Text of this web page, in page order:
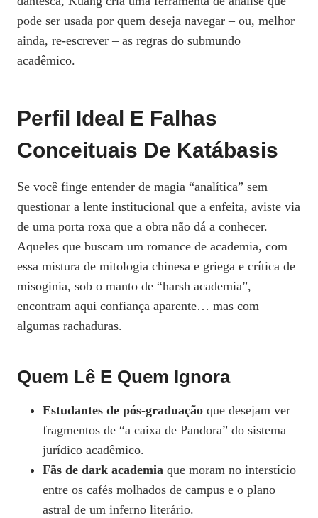
pode ser usada por quem deseja navegar – ou, melhor
ainda, re‑escrever – as regras do submundo
acadêmico.
Perfil Ideal E Falhas
Conceituais De Katábasis
Se você finge entender de magia “analítica” sem
questionar a lente institucional que a enfeita, aviste via
de uma porta roxa que a obra não dá a conhecer.
Aqueles que buscam um romance de academia, com
essa mistura de mitologia chinesa e griega e crítica de
misoginia, sob o manto de “harsh academia”,
encontram aqui confiança aparente… mas com
algumas rachaduras.
Quem Lê E Quem Ignora
Estudantes de pós‑graduação que desejam ver
fragmentos de “a caixa de Pandora” do sistema
jurídico acadêmico.
Fãs de dark academia que moram no interstício
entre os cafés molhados de campus e o plano
astral de um inferno literário.